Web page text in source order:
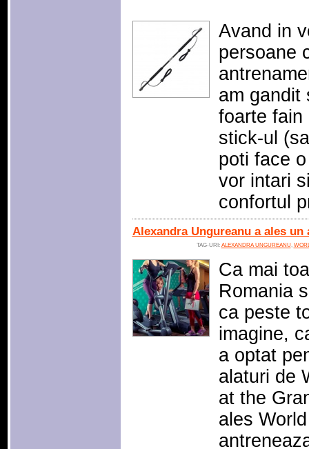
Avand in
persoane
am gandit
foarte fain
stick-ul
poti face
vor intari
confortul
Alexandra Ungureanu a ales
TAG-URI: ALEXANDRA UNGUREANU,
Ca mai
Romania
ca peste
imagine,
a optat
alaturi de
at the
ales